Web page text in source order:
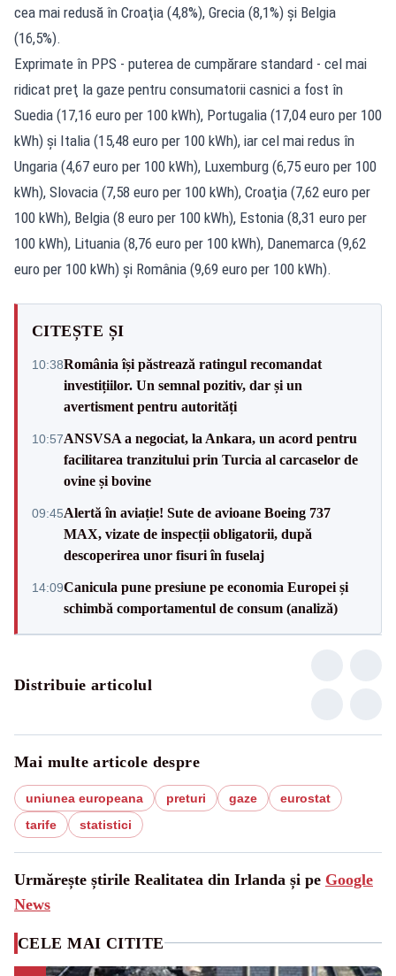
cea mai redusă în Croaţia (4,8%), Grecia (8,1%) şi Belgia
(16,5%).
Exprimate în PPS - puterea de cumpărare standard - cel mai
ridicat preţ la gaze pentru consumatorii casnici a fost în
Suedia (17,16 euro per 100 kWh), Portugalia (17,04 euro per 100
kWh) şi Italia (15,48 euro per 100 kWh), iar cel mai redus în
Ungaria (4,67 euro per 100 kWh), Luxemburg (6,75 euro per 100
kWh), Slovacia (7,58 euro per 100 kWh), Croaţia (7,62 euro per
100 kWh), Belgia (8 euro per 100 kWh), Estonia (8,31 euro per
100 kWh), Lituania (8,76 euro per 100 kWh), Danemarca (9,62
euro per 100 kWh) şi România (9,69 euro per 100 kWh).
CITEȘTE ȘI
10:38România își păstrează ratingul recomandat
investițiilor. Un semnal pozitiv, dar și un
avertisment pentru autorități
10:57ANSVSA a negociat, la Ankara, un acord pentru
facilitarea tranzitului prin Turcia al carcaselor de
ovine și bovine
09:45Alertă în aviație! Sute de avioane Boeing 737
MAX, vizate de inspecții obligatorii, după
descoperirea unor fisuri în fuselaj
14:09Canicula pune presiune pe economia Europei și
schimbă comportamentul de consum (analiză)
Distribuie articolul
Mai multe articole despre
uniunea europeana preturi gaze
eurostat
tarife
statistici
Urmărește știrile Realitatea din Irlanda și pe Google
News
CELE MAI CITITE